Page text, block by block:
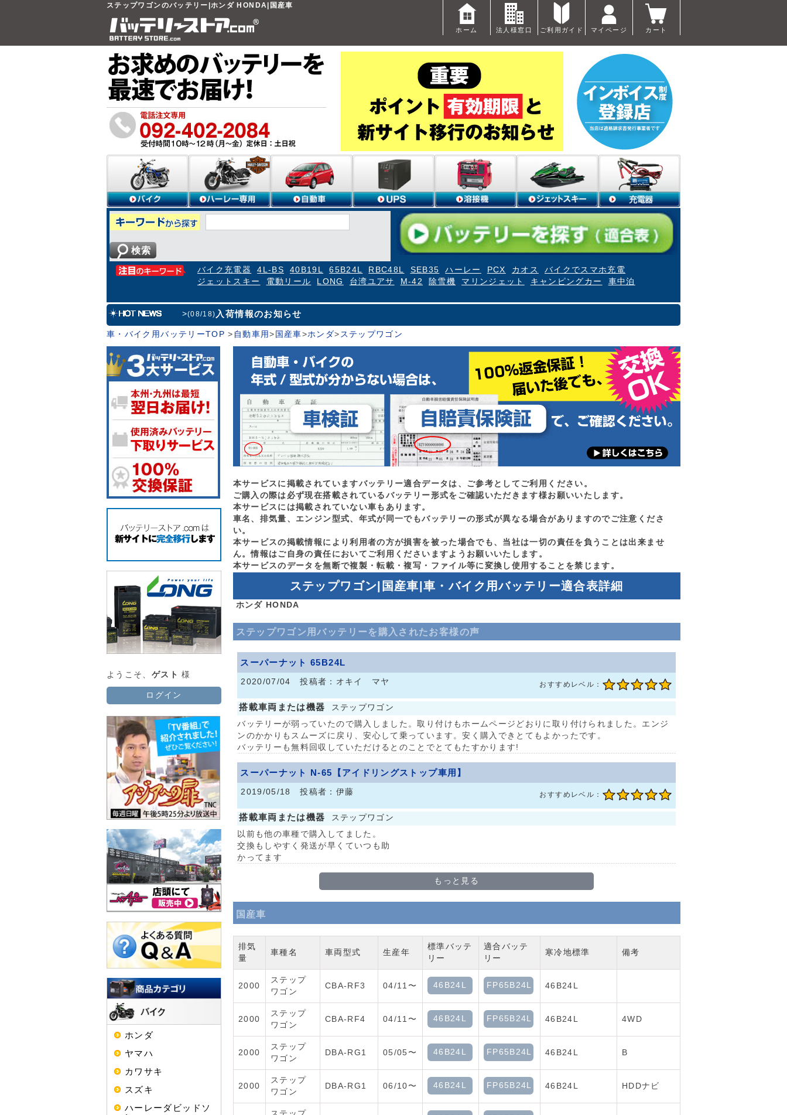
ステップワゴンのバッテリー|ホンダ HONDA|国産車
ホーム 法人様窓口 ご利用ガイド マイページ カート
検索
バイク充電器 4L-BS 40B19L 65B24L RBC48L SEB35 ハーレー PCX カオス
バイクでスマホ充電
ジェットスキー
電動リール LONG 台湾ユアサ M-42 除雪機 マリンジェット キャンピングカー 車中泊
>(08/18) 入荷情報のお知らせ
車・バイク用バッテリーTOP > 自動車用> 国産車>ホンダ> ステップワゴン
本サービスに掲載されていますバッテリー適合データは、ご参考としてご利用ください。
ご購入の際は必ず現在搭載されているバッテリー形式をご確認いただきます様お願いいたします。
本サービスには掲載されていない車もあります。
車名、排気量、エンジン型式、年式が同一でもバッテリーの形式が異なる場合がありますのでご注意くださ
い。
本サービスの掲載情報により利用者の方が損害を被った場合でも、当社は一切の責任を負うことは出来ませ
ん。情報はご自身の責任においてご利用くださいますようお願いいたします。
本サービスのデータを無断で複製・転載・複写・ファイル等に変換し使用することを禁じます。
ステップワゴン|国産車|車・バイク用バッテリー適合表詳細
ホンダ HONDA
ステップワゴン用バッテリーを購入されたお客様の声
スーパーナット 65B24L
2020/07/04 投稿者：オキイ マヤ おすすめレベル：
搭載車両または機器
ステップワゴン
バッテリーが弱っていたので購入しました。取り付けもホームページどおりに取り付けられました。エンジ
ンのかかりもスムーズに戻り、安心して乗っています。安く購入できとてもよかったです。
バッテリーも無料回収していただけるとのことでとてもたすかります!
スーパーナット N-65【アイドリングストップ車用】
2019/05/18 投稿者：伊藤 おすすめレベル：
搭載車両または機器
ステップワゴン
以前も他の車種で購入してました。
交換もしやすく発送が早くていつも助
かってます
もっと見る
国産車
排気
量
車種名 車両型式 生産年
標準バッテ
リー
適合バッテ
リー
寒冷地標準 備考
2000
ステップ
ワゴン
CBA-RF3 04/11〜 46B24L FP65B24L 46B24L
2000
ステップ
ワゴン
CBA-RF4 04/11〜 46B24L FP65B24L 46B24L 4WD
2000
ステップ
ワゴン
DBA-RG1 05/05〜 46B24L FP65B24L 46B24L B
2000
ステップ
ワゴン
DBA-RG1 06/10〜 46B24L FP65B24L 46B24L HDDナビ
ようこそ、 ゲスト 様
ログイン
ホンダ
ヤマハ
カワサキ
スズキ
ハーレーダビッドソ